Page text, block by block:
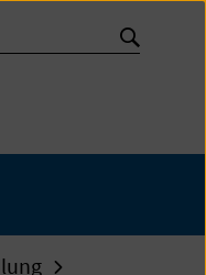
Suche
starten